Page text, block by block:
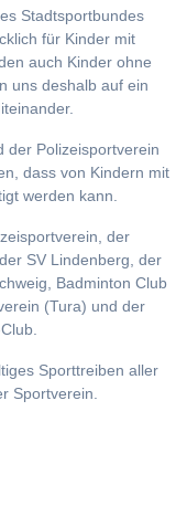
Stadtsportbundes
für Kinder mit
auch Kinder ohne
uns deshalb auf ein
der Polizeisportverein
dass von Kindern mit
werden kann.
der
SV Lindenberg, der
Badminton Club
(Tura) und der
Sporttreiben aller
Sportverein.